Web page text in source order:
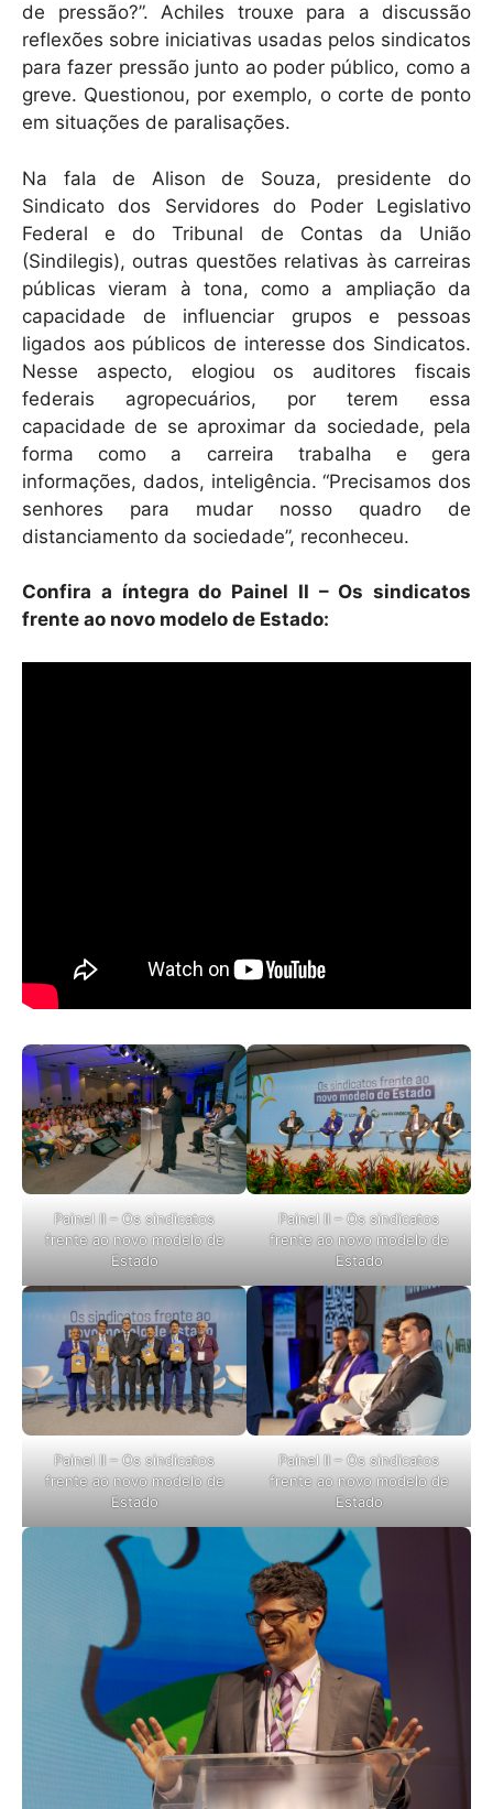
de pressão?”. Achiles trouxe para a discussão
reflexões sobre iniciativas usadas pelos sindicatos
para fazer pressão junto ao poder público, como a
greve. Questionou, por exemplo, o corte de ponto
em situações de paralisações.
Na fala de Alison de Souza, presidente do
Sindicato dos Servidores do Poder Legislativo
Federal e do Tribunal de Contas da União
(Sindilegis), outras questões relativas às carreiras
públicas vieram à tona, como a ampliação da
capacidade de influenciar grupos e pessoas
ligados aos públicos de interesse dos Sindicatos.
Nesse aspecto, elogiou os auditores fiscais
federais agropecuários, por terem essa
capacidade de se aproximar da sociedade, pela
forma como a carreira trabalha e gera
informações, dados, inteligência. “Precisamos dos
senhores para mudar nosso quadro de
distanciamento da sociedade”, reconheceu.
Confira a íntegra do Painel II – Os sindicatos
frente ao novo modelo de Estado:
Painel II – Os sindicatos
frente ao novo modelo de
Estado
Painel II – Os sindicatos
frente ao novo modelo de
Estado
Painel II – Os sindicatos
frente ao novo modelo de
Estado
Painel II – Os sindicatos
frente ao novo modelo de
Estado